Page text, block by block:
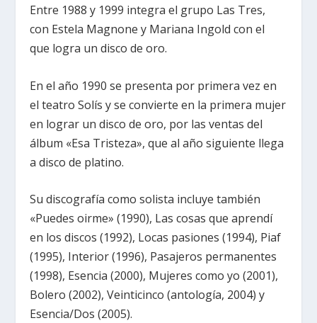
Entre 1988 y 1999 integra el grupo Las Tres,
con Estela Magnone y Mariana Ingold con el
que logra un disco de oro.
En el año 1990 se presenta por primera vez en
el teatro Solís y se convierte en la primera mujer
en lograr un disco de oro, por las ventas del
álbum «Esa Tristeza», que al año siguiente llega
a disco de platino.
Su discografía como solista incluye también
«Puedes oirme» (1990), Las cosas que aprendí
en los discos (1992), Locas pasiones (1994), Piaf
(1995), Interior (1996), Pasajeros permanentes
(1998), Esencia (2000), Mujeres como yo (2001),
Bolero (2002), Veinticinco (antología, 2004) y
Esencia/Dos (2005).